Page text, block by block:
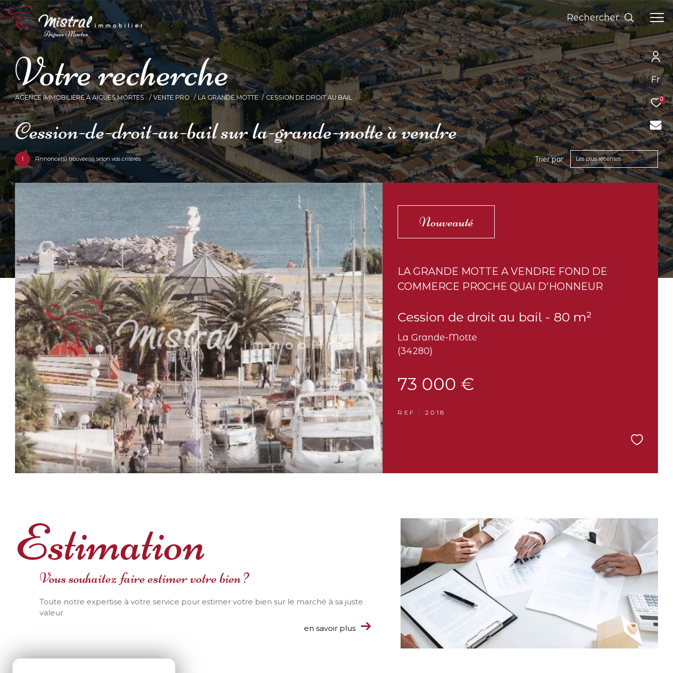
Fr
0
Rechercher
Votrerecherche
AGENCE IMMOBILIÈRE À AIGUES MORTES VENTE PRO LA GRANDE MOTTE CESSION DE DROIT AU BAIL
cession-de-droit-au-bail sur la-grande-motte à vendre
1 Annonce(s) trouvée(s) selon vos critères Trier par Les plus récentes
Nouveauté
LA GRANDE MOTTE A VENDRE FOND DE
COMMERCE PROCHE QUAI D'HONNEUR
Cession de droit au bail - 80 m²
La Grande-Motte
(34280)
73 000 €
REF : 2018
Estimation
Vous souhaitez faire estimer votre bien ?
Toute notre expertise à votre service pour estimer votre bien sur le marché à sa juste
valeur
en savoir plus